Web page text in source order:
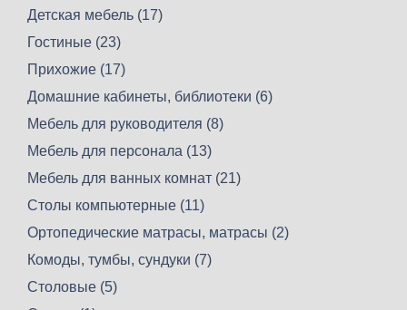
Детская мебель (17)
Гостиные (23)
Прихожие (17)
Домашние кабинеты, библиотеки (6)
Мебель для руководителя (8)
Мебель для персонала (13)
Мебель для ванных комнат (21)
Столы компьютерные (11)
Ортопедические матрасы, матрасы (2)
Комоды, тумбы, сундуки (7)
Столовые (5)